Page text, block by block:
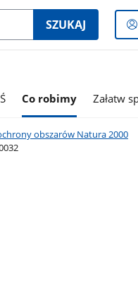
SZUKAJ
Co robimy Załatw
obszarów Natura 2000